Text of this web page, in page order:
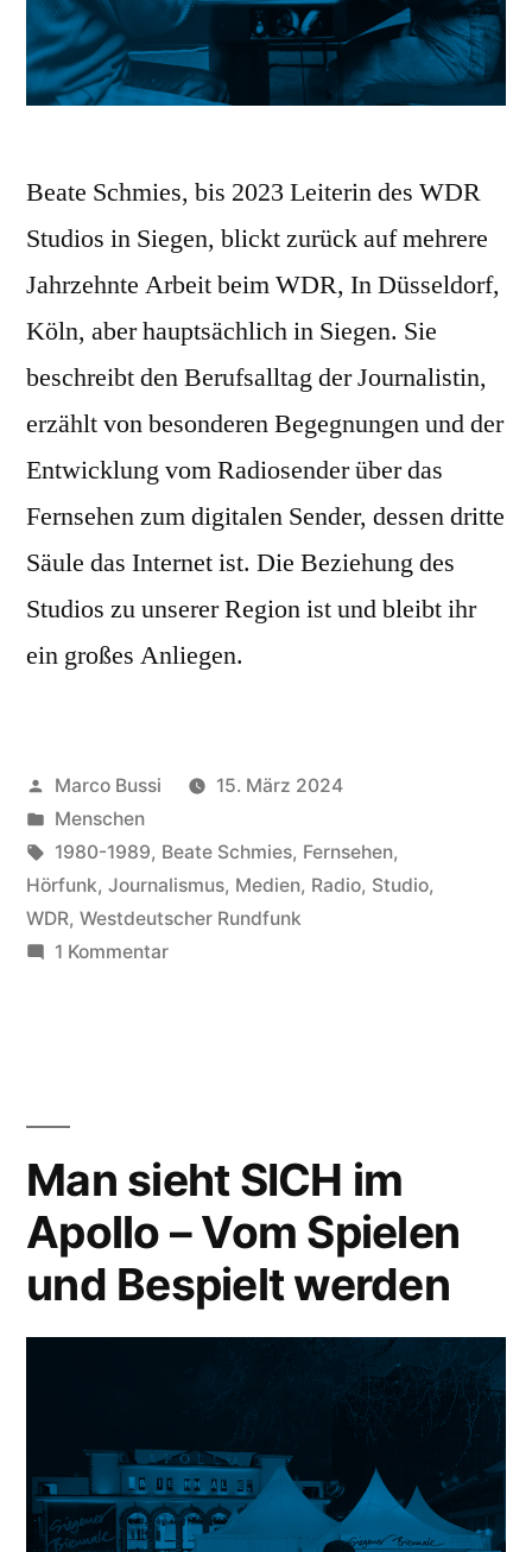
Beate Schmies, bis 2023 Leiterin des WDR
Studios in Siegen, blickt zurück auf mehrere
Jahrzehnte Arbeit beim WDR, In Düsseldorf,
Köln, aber hauptsächlich in Siegen. Sie
beschreibt den Berufsalltag der Journalistin,
erzählt von besonderen Begegnungen und der
Entwicklung vom Radiosender über das
Fernsehen zum digitalen Sender, dessen dritte
Säule das Internet ist. Die Beziehung des
Studios zu unserer Region ist und bleibt ihr
ein großes Anliegen.
Marco Bussi
15. März 2024
Menschen
1980-1989, Beate Schmies, Fernsehen,
Hörfunk, Journalismus, Medien, Radio, Studio,
WDR, Westdeutscher Rundfunk
1 Kommentar
Man sieht SICH im
Apollo – Vom Spielen
und Bespielt werden